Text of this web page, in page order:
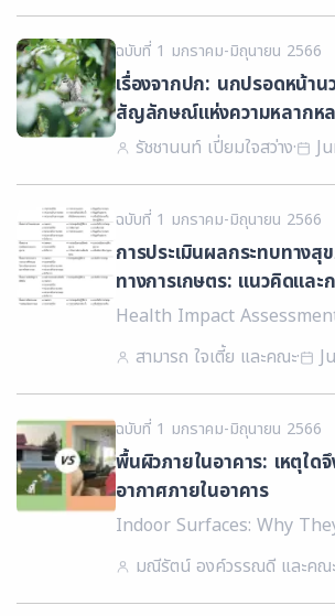
ฉบับที่ 1 มกราคม-มิถุนายน 2566
เรื่องจากปก: นกปรอดหน้าน
สัญลักษณ์แห่งความหลากหล
เมืองกรุง
รัชชานนท์ เปี่ยมใจสว่าง·
ฉบับที่ 1 มกราคม-มิถุนายน 2566
การประเมินผลกระทบทางสุ
ทางการเกษตร: แนวคิดและ
เชิงนโยบายสาธารณะเพื่อสุ
Health Impact
Production: Concepts,
สามารถ ใจเตี้ย และคณะ·
ฉบับที่ 1 มกราคม-มิถุนายน 2566
พื้นผิวภายในอาคาร: เหตุใ
อากาศภายในอาคาร
Indoor Surfaces: Why
Air Quality
มณีรัตน์ องค์วรรณดี และคณ